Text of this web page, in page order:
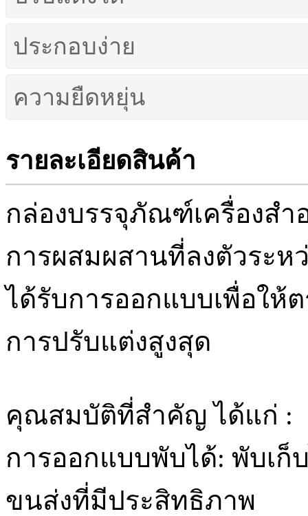
ประกอบง่าย
ความยืดหยุ่น
รายละเอียดสินค้า
กล่องบรรจุภัณฑ์เครื่องสำ
การผสมผสานที่ลงตัวระ
ได้รับการออกแบบเพื่อใ
การปรับแต่งสูงสุด
คุณสมบัติที่สำคัญ ได้แก่ :
การออกแบบพับได้: พับเก็
ขนส่งที่มีประสิทธิภาพ